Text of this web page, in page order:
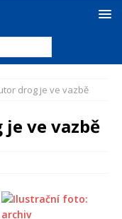
drog je ve vazbě
ve vazbě